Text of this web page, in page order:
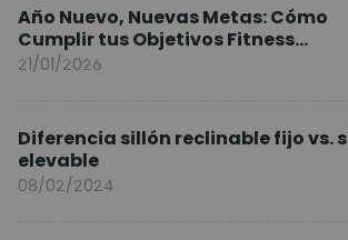
Año Nuevo, Nuevas Metas: Cómo
Cumplir tus Objetivos Fitness
Entrenando en Casa
21/01/2026
Diferencia sillón reclinable fijo vs.
elevable
08/02/2024